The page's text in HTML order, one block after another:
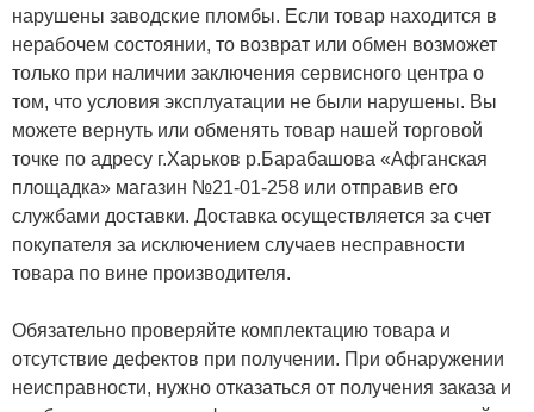
нарушены заводские пломбы. Если товар находится в
нерабочем состоянии, то возврат или обмен возможет
только при наличии заключения сервисного центра о
том, что условия эксплуатации не были нарушены. Вы
можете вернуть или обменять товар нашей торговой
точке по адресу г.Харьков р.Барабашова «Афганская
площадка» магазин №21-01-258 или отправив его
службами доставки. Доставка осуществляется за счет
покупателя за исключением случаев несправности
товара по вине производителя.
Обязательно проверяйте комплектацию товара и
отсутствие дефектов при получении. При обнаружении
неисправности, нужно отказаться от получения заказа и